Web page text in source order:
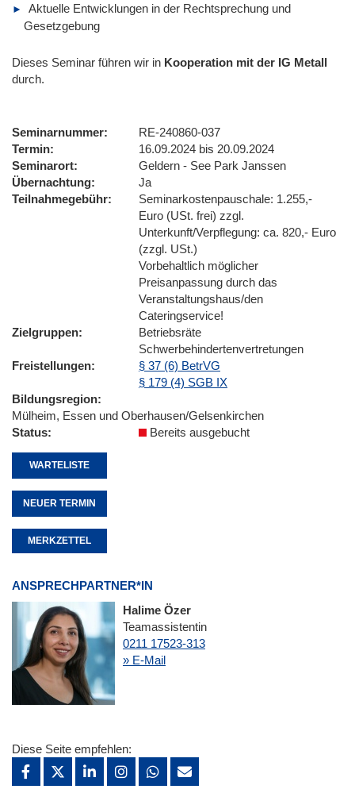
Aktuelle Entwicklungen in der Rechtsprechung und
Gesetzgebung
Dieses Seminar führen wir in Kooperation mit der IG Metall
durch.
Seminarnummer
RE-240860-037
Termin
16.09.2024 bis 20.09.2024
Seminarort
Geldern - See Park Janssen
Übernachtung
Ja
Teilnahmegebühr
Seminarkostenpauschale: 1.255,-
Euro (USt. frei) zzgl.
Unterkunft/Verpflegung: ca. 820,- Euro
(zzgl. USt.)
Vorbehaltlich möglicher
Preisanpassung durch das
Veranstaltungshaus/den
Cateringservice!
Zielgruppen
Betriebsräte
Schwerbehindertenvertretungen
Freistellungen
§ 37 (6) BetrVG
§ 179 (4) SGB IX
Bildungsregion
Mülheim, Essen und Oberhausen/Gelsenkirchen
Status
Bereits ausgebucht
WARTELISTE
NEUER TERMIN
MERKZETTEL
ANSPRECHPARTNER*IN
Halime Özer
Teamassistentin
0211 17523-313
» E-Mail
Diese Seite empfehlen: